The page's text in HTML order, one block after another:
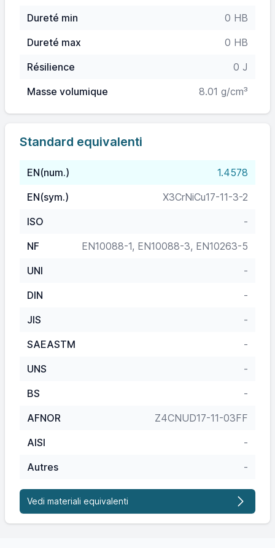
Dureté min
0 HB
Dureté max
0 HB
Résilience
0 J
Masse volumique
8.01 g/cm³
Standard equivalenti
EN(num.)
1.4578
EN(sym.)
X3CrNiCu17-11-3-2
ISO
-
NF
EN10088-1, EN10088-3, EN10263-5
UNI
-
DIN
-
JIS
-
SAEASTM
-
UNS
-
BS
-
AFNOR
Z4CNUD17-11-03FF
AISI
-
Autres
-
Vedi materiali equivalenti